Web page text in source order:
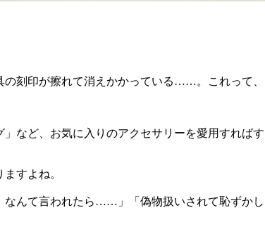
刻印が擦れて消えかかっている……。これって、
など、お気に入りのアクセサリーを愛用すれば
すよね。
んて言われたら……」「偽物扱いされて恥ずかし